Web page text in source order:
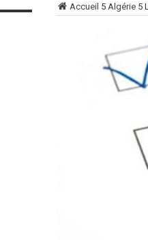
Accueil 5 Algérie5